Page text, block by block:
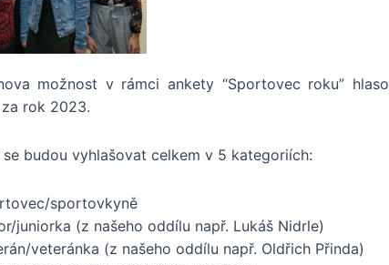
možnost v rámci ankety “Sportovec roku”
rok 2023.
budou vyhlašovat celkem v 5 kategoriích:
sportovkyně
juniorka (z našeho oddílu např. Lukáš Nidrle)
veteránka (z našeho oddílu např. Oldřich Přinda)